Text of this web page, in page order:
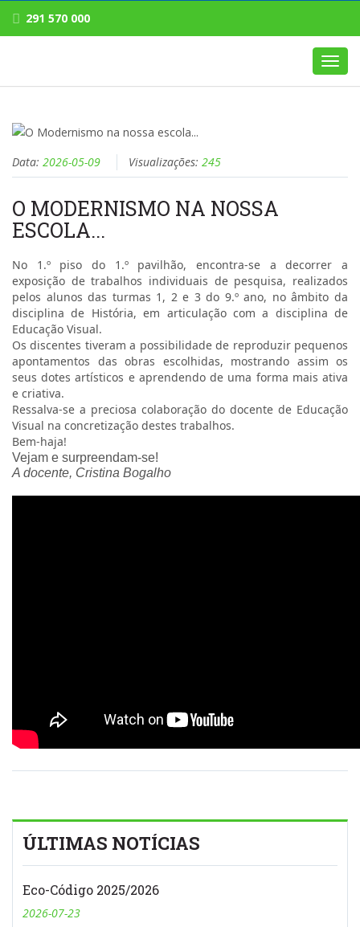
291 570 000
Data: 2026-05-09 Visualizações: 245
O MODERNISMO NA NOSSA
ESCOLA...
No 1.º piso do 1.º pavilhão, encontra-se a decorrer a
exposição de trabalhos individuais de pesquisa, realizados
pelos alunos das turmas 1, 2 e 3 do 9.º ano, no âmbito da
disciplina de História, em articulação com a disciplina de
Educação Visual.
Os discentes tiveram a possibilidade de reproduzir pequenos
apontamentos das obras escolhidas, mostrando assim os
seus dotes artísticos e aprendendo de uma forma mais ativa
e criativa.
Ressalva-se a preciosa colaboração do docente de Educação
Visual na concretização destes trabalhos.
Bem-haja!
Vejam e surpreendam-se!
A docente, Cristina Bogalho
ÚLTIMAS NOTÍCIAS
Eco-Código 2025/2026
2026-07-23